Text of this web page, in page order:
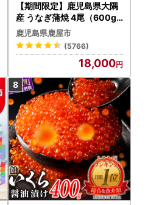
【期間限定】鹿児島県大隅
産 うなぎ蒲焼 4尾（600g
） KN007-004-04-cp18
うなぎ 鰻 魚 惣菜 総菜
鹿児島県鹿屋市
(5766)
18,000